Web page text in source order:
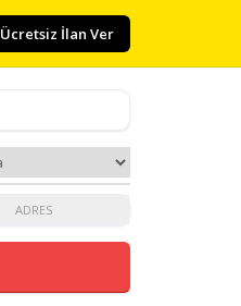
Ücretsiz İlan Ver
ADRES